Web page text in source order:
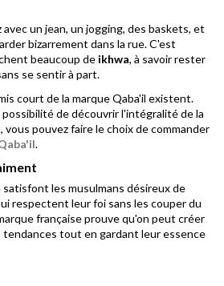
un jean, un jogging, des baskets, et
bizarrement dans la rue. C'est
beaucoup de ikhwa, à savoir rester
se sentir à part.
court de la marque Qaba'il existent.
de découvrir l'intégralité de la
vous pouvez faire le choix de commander
.
satisfont les musulmans désireux de
respectent leur foi sans les couper du
française prouve qu'on peut créer
tendances tout en gardant leur essence